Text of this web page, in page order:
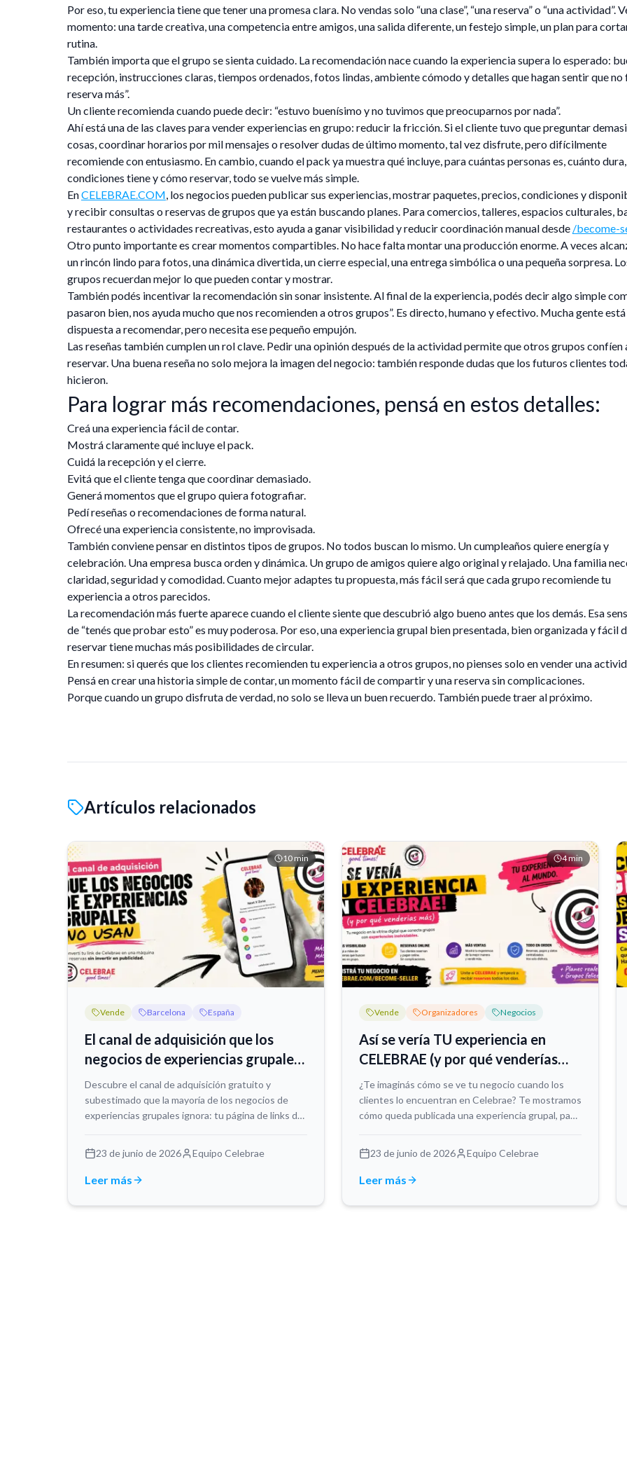
Por eso, tu experiencia tiene que tener una promesa clara. No vendas solo “una clase”, “una reserva” o “una actividad”.
momento: una tarde creativa, una competencia entre amigos, una salida diferente, un festejo simple, un plan para
rutina.
También importa que el grupo se sienta cuidado. La recomendación nace cuando la experiencia supera lo esperado:
recepción, instrucciones claras, tiempos ordenados, fotos lindas, ambiente cómodo y detalles que hagan sentir que no
reserva más”.
Un cliente recomienda cuando puede decir: “estuvo buenísimo y no tuvimos que preocuparnos por nada”.
Ahí está una de las claves para vender experiencias en grupo: reducir la fricción. Si el cliente tuvo que preguntar
cosas, coordinar horarios por mil mensajes o resolver dudas de último momento, tal vez disfrute, pero difícilmente
recomiende con entusiasmo. En cambio, cuando el pack ya muestra qué incluye, para cuántas personas es, cuánto
condiciones tiene y cómo reservar, todo se vuelve más simple.
EnCELEBRAE.COM, los negocios pueden publicar sus experiencias, mostrar paquetes, precios, condiciones y
y recibir consultas o reservas de grupos que ya están buscando planes. Para comercios, talleres, espacios culturales,
restaurantes o actividades recreativas, esto ayuda a ganar visibilidad y reducir coordinación manual desde /become-
Otro punto importante es crear momentos compartibles. No hace falta montar una producción enorme. A veces
un rincón lindo para fotos, una dinámica divertida, un cierre especial, una entrega simbólica o una pequeña sorpresa.
grupos recuerdan mejor lo que pueden contar y mostrar.
También podés incentivar la recomendación sin sonar insistente. Al final de la experiencia, podés decir algo simple
pasaron bien, nos ayuda mucho que nos recomienden a otros grupos”. Es directo, humano y efectivo. Mucha gente está
dispuesta a recomendar, pero necesita ese pequeño empujón.
Las reseñas también cumplen un rol clave. Pedir una opinión después de la actividad permite que otros grupos confíen
reservar. Una buena reseña no solo mejora la imagen del negocio: también responde dudas que los futuros clientes
hicieron.
Para lograr más recomendaciones, pensá en estos detalles:
Creá una experiencia fácil de contar.
Mostrá claramente qué incluye el pack.
Cuidá la recepción y el cierre.
Evitá que el cliente tenga que coordinar demasiado.
Generá momentos que el grupo quiera fotografiar.
Pedí reseñas o recomendaciones de forma natural.
Ofrecé una experiencia consistente, no improvisada.
También conviene pensar en distintos tipos de grupos. No todos buscan lo mismo. Un cumpleaños quiere energía y
celebración. Una empresa busca orden y dinámica. Un grupo de amigos quiere algo original y relajado. Una familia
claridad, seguridad y comodidad. Cuanto mejor adaptes tu propuesta, más fácil será que cada grupo recomiende tu
experiencia a otros parecidos.
La recomendación más fuerte aparece cuando el cliente siente que descubrió algo bueno antes que los demás. Esa
de “tenés que probar esto” es muy poderosa. Por eso, una experiencia grupal bien presentada, bien organizada y fácil
reservar tiene muchas más posibilidades de circular.
En resumen: si querés que los clientes recomienden tu experiencia a otros grupos, no pienses solo en vender una
Pensá en crear una historia simple de contar, un momento fácil de compartir y una reserva sin complicaciones.
Porque cuando un grupo disfruta de verdad, no solo se lleva un buen recuerdo. También puede traer al próximo.
Artículos relacionados
10 min
Vende Barcelona España
El canal de adquisición que los
negocios de experiencias grupales
tienen y no usan
Descubre el canal de adquisición gratuito y
subestimado que la mayoría de los negocios de
experiencias grupales ignora: tu página de links de
enlaces.
23 de junio de 2026 Equipo Celebrae
Leer más
4min
Vende Organizadores Negocios
Así se vería TU experiencia en
CELEBRAE (y por qué venderías
más)
¿Te imaginás cómo se ve tu negocio cuando los
clientes lo encuentran en Celebrae? Te mostramos
cómo queda publicada una experiencia grupal, paso
vender más sin complicarte.
23 de junio de 2026 Equipo Celebrae
Leer más